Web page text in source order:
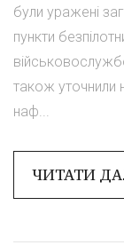
були уражені
пункти
також уточнили
наф...
ЧИТАТИ